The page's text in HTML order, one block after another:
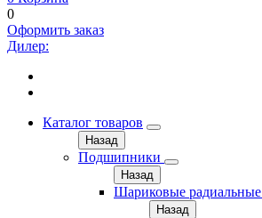
0
Оформить заказ
Дилер:
Каталог товаров
Назад
Подшипники
Назад
Шариковые радиальные
Назад